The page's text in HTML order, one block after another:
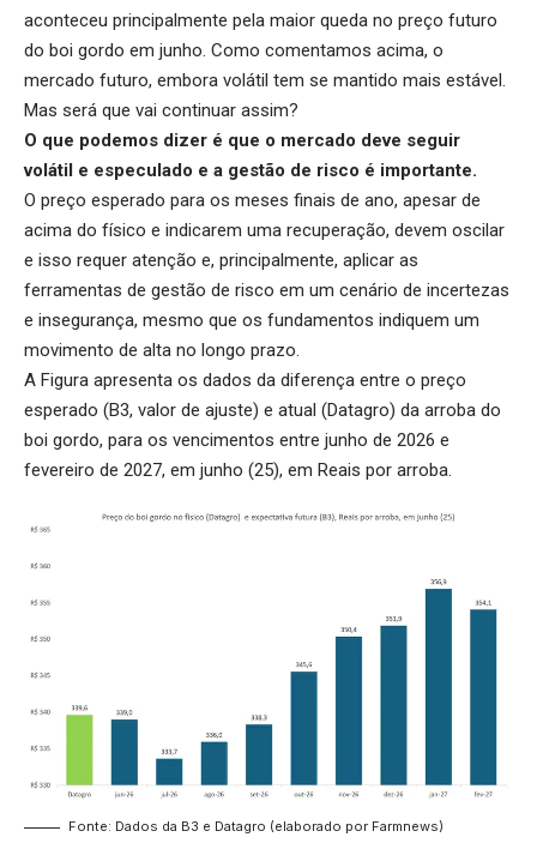
aconteceu principalmente pela maior queda no preço futuro
do boi gordo em junho. Como comentamos acima, o
mercado futuro, embora volátil tem se mantido mais estável.
Mas será que vai continuar assim?
O que podemos dizer é que o mercado deve seguir
volátil e especulado e a gestão de risco é importante.
O preço esperado para os meses finais de ano, apesar de
acima do físico e indicarem uma recuperação, devem oscilar
e isso requer atenção e, principalmente, aplicar as
ferramentas de gestão de risco em um cenário de incertezas
e insegurança, mesmo que os fundamentos indiquem um
movimento de alta no longo prazo.
A Figura apresenta os dados da diferença entre o preço
esperado (B3, valor de ajuste) e atual (Datagro) da arroba do
boi gordo, para os vencimentos entre junho de 2026 e
fevereiro de 2027, em junho (25), em Reais por arroba.
Fonte: Dados da B3 e Datagro (elaborado por Farmnews)